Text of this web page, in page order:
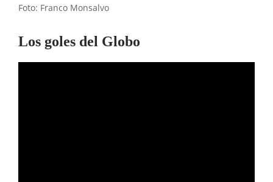
Foto: Franco Monsalvo
Los goles del Globo